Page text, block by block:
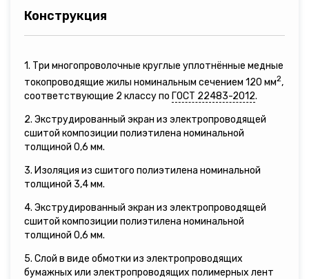
Конструкция
1. Три многопроволочные круглые уплотнённые медные
токопроводящие жилы номинальным сечением 120 мм2,
соответствующие 2 классу по ГОСТ 22483-2012.
2. Экструдированный экран из электропроводящей
сшитой композиции полиэтилена номинальной
толщиной 0,6 мм.
3. Изоляция из сшитого полиэтилена номинальной
толщиной 3,4 мм.
4. Экструдированный экран из электропроводящей
сшитой композиции полиэтилена номинальной
толщиной 0,6 мм.
5. Слой в виде обмотки из электропроводящих
бумажных или электропроводящих полимерных лент